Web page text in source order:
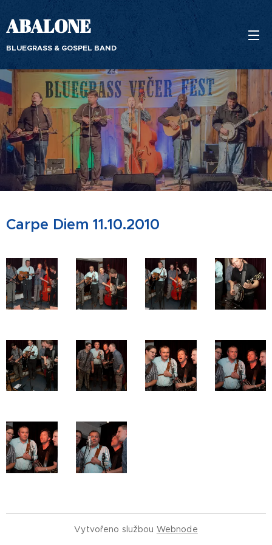
ABALONE
BLUEGRASS & GOSPEL BAND
Carpe Diem 11.10.2010
Vytvořeno službou Webnode